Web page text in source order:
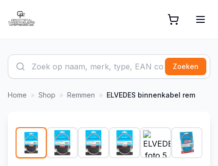
Zoeken
Home » Shop » Remmen » ELVEDES binnenkabel rem